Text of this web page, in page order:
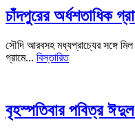
চাঁদপুরের অর্ধশতাধিক
সৌদি আরবসহ মধ্যপ্রাচ্যের সঙ্গে
গ্রামে... বিস্তারিত
বৃহস্পতিবার পবিত্র